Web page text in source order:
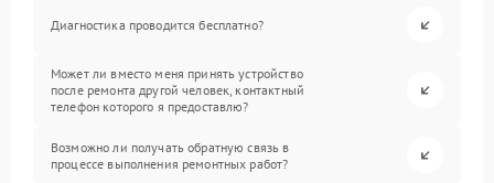
Диагностика проводится бесплатно?
Может ли вместо меня принять устройство
после ремонта другой человек, контактный
телефон которого я предоставлю?
Возможно ли получать обратную связь в
процессе выполнения ремонтных работ?